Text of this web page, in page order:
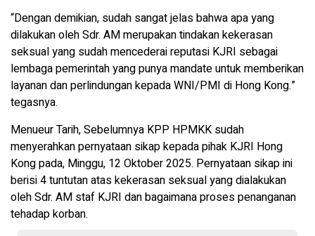
“Dengan demikian, sudah sangat jelas bahwa apa yang
dilakukan oleh Sdr. AM merupakan tindakan kekerasan
seksual yang sudah mencederai reputasi KJRI sebagai
lembaga pemerintah yang punya mandate untuk memberikan
layanan dan perlindungan kepada WNI/PMI di Hong Kong.”
tegasnya.
Menueur Tarih, Sebelumnya KPP HPMKK sudah
menyerahkan pernyataan sikap kepada pihak KJRI Hong
Kong pada, Minggu, 12 Oktober 2025. Pernyataan sikap ini
berisi 4 tuntutan atas kekerasan seksual yang dialakukan
oleh Sdr. AM staf KJRI dan bagaimana proses penanganan
tehadap korban.